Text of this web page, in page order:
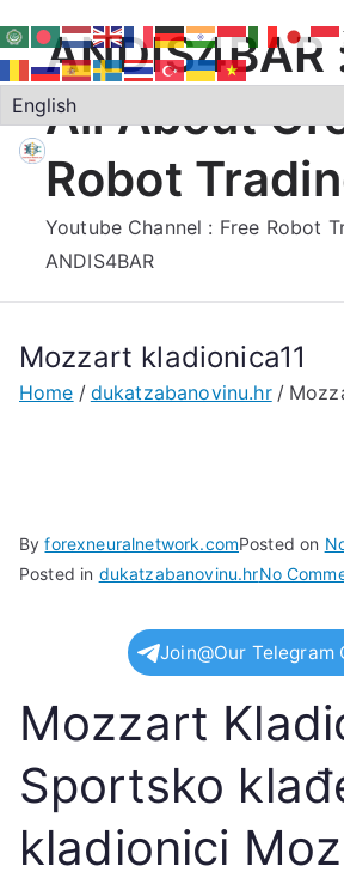
to
contentANDIS4BAR
All About
Robot
Youtube Channel : Free Robot
ANDIS4BAR
Mozzart kladionica11
Home dukatzabanovinu.hr
Byforexneuralnetwork.comPosted on
Posted in dukatzabanovinu.hrNo
Join@Our Telegram
Mozzart
Sportsko
kladionici